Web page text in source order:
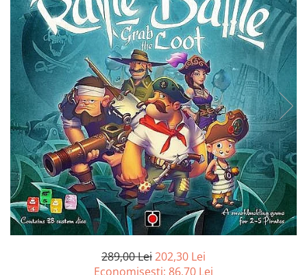
Final Girl - solo game
Miniaturi Arkham Horror
Miniaturi HEROCLIX
Accesorii pentru boardgames
Protectii carti (Sleeves)
Playmats
Deck Boxes/Cutii pentru carti
Portofolii/ Clasoare pentru carti
The Army Painter
Organizatoare
Zaruri
Carti
Carti de joc
Alte produse Hobby289,00 Lei202,30 Lei
Economisesti: 86,70 Lei